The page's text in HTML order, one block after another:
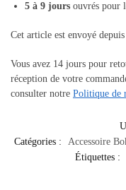
5 à 9 jours ouvrés pour
Cet article est envoyé
Vous avez 14 jours pour
réception de votre
consulter notre Politique de
Catégories :
Accessoire
Étiquettes :